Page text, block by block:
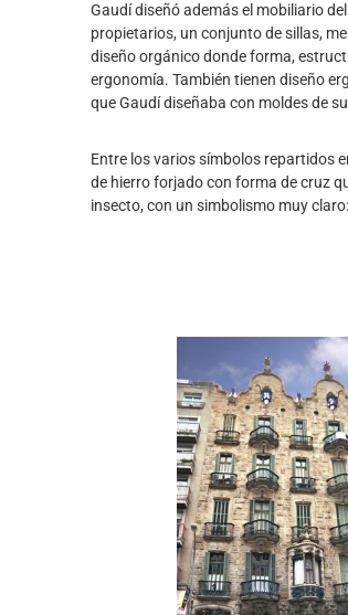
Gaudí diseñó además el mobiliario
propietarios, un conjunto de sillas,
diseño orgánico donde forma,
ergonomía. También tienen diseño
que Gaudí diseñaba con moldes de
Entre los varios símbolos repartidos
de hierro forjado con forma de cruz
insecto, con un simbolismo muy